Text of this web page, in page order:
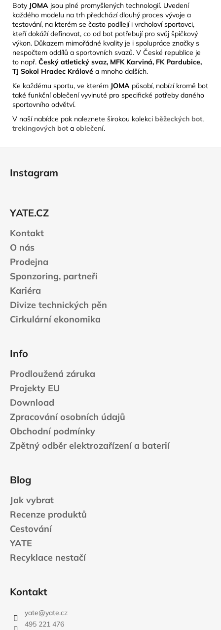
Boty JOMA jsou plné promyšlených technologií. Uvedení
každého modelu na trh předchází dlouhý proces vývoje a
testování, na kterém se často podílejí i vrcholoví sportovci,
kteří dokáží definovat, co od bot potřebují pro svůj špičkový
výkon. Důkazem mimořádné kvality je i spolupráce značky s
nespočtem oddílů a sportovních svazů. V České republice je
to např. Český atletický svaz, MFK Karviná, FK Pardubice,
TJ Sokol Hradec Králové a mnoho dalších.
Ke každému sportu, ve kterém JOMA působí, nabízí kromě bot
také funkční oblečení vyvinuté pro specifické potřeby daného
sportovního odvětví.
V naší nabídce pak naleznete širokou kolekci běžeckých bot,
trekingových bot a oblečení.
Instagram
YATE.CZ
Kontakt
O nás
Prodejna
Sponzoring, partneři
Kariéra
Divize technických pěn
Cirkulární ekonomika
Info
Prodloužená záruka
Projekty EU
Download
Zpracování osobních údajů
Obchodní podmínky
Zpětný odběr elektrozařízení a baterií
Blog
Jak vybrat
Recenze produktů
Cestování
YATE
Recyklace nestačí
Kontakt
yate@yate.cz
495 221 476